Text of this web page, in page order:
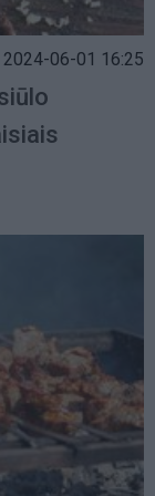
2024-06-01 16:25